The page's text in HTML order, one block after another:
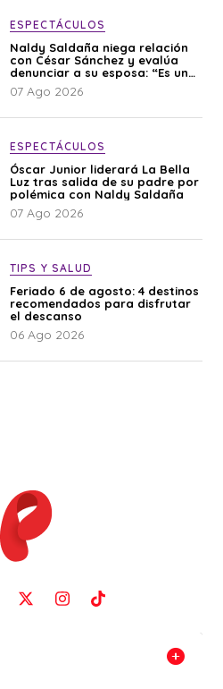
ESPECTÁCULOS
Naldy Saldaña niega relación
con César Sánchez y evalúa
denunciar a su esposa: “Es una
difamación”
07 Ago 2026
ESPECTÁCULOS
Óscar Junior liderará La Bella
Luz tras salida de su padre por
polémica con Naldy Saldaña
07 Ago 2026
TIPS Y SALUD
Feriado 6 de agosto: 4 destinos
recomendados para disfrutar
el descanso
06 Ago 2026